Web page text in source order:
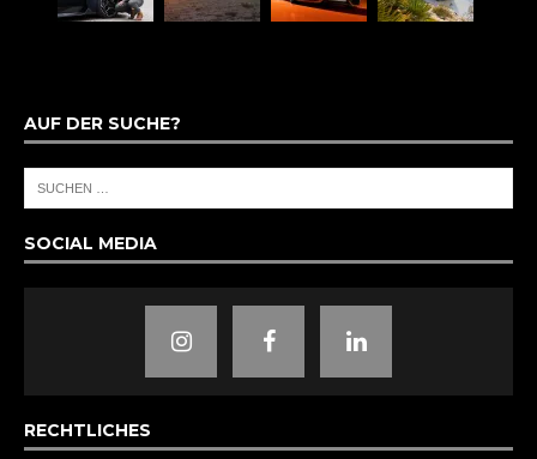
AUF DER SUCHE?
SOCIAL MEDIA
RECHTLICHES